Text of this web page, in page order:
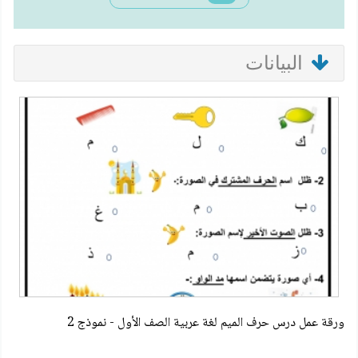
البيانات
ورقة عمل درس حرف الميم لغة عربية الصف الأول - نموذج 2